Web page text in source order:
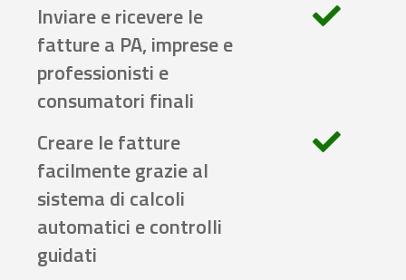
Inviare e ricevere le
fatture a PA, imprese e
professionisti e
consumatori finali
Creare le fatture
facilmente grazie al
sistema di calcoli
automatici e controlli
guidati